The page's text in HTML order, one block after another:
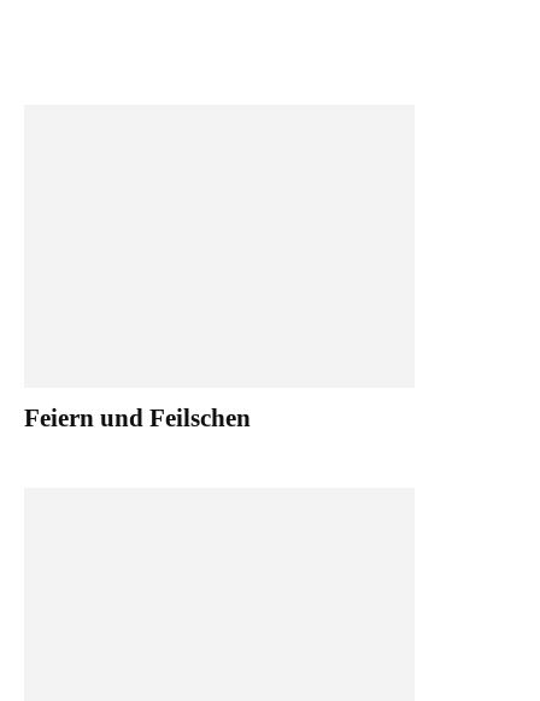
Feiern und Feilschen